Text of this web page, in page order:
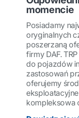
momencie
Posiadamy
oryginalnych
poszerzaną
firmy DAF.
do pojazdów
zastosowań
oferujemy
kompleksowa